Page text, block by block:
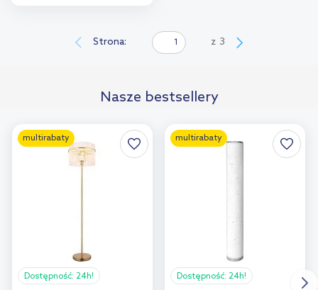
Strona: z 3
Nasze bestsellery
multirabaty
Dostępność: 24h!
multirabaty
Dostępność: 24h!